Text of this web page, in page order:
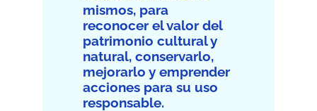
mismos, para
reconocer el valor del
patrimonio cultural y
natural, conservarlo,
mejorarlo y emprender
acciones para su uso
responsable.